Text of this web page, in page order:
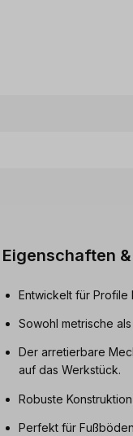
Eigenschaften
Entwickelt für Profile
Sowohl metrische
Der arretierbare
auf das Werkstück.
Robuste
Perfekt für